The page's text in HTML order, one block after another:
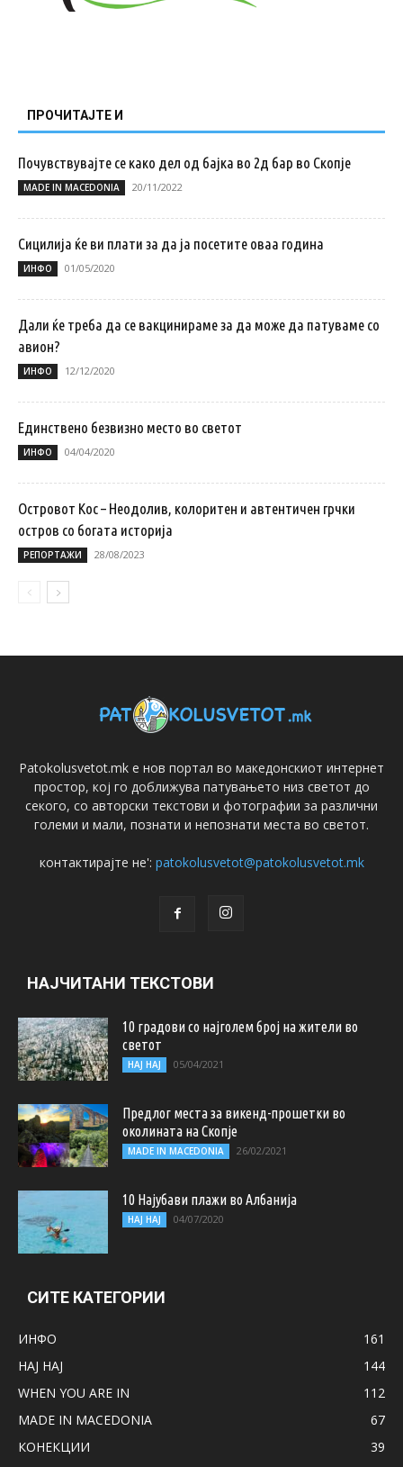
ПРОЧИТАЈТЕ И
Почувствувајте се како дел од бајка во 2д бар во Скопје
MADE IN MACEDONIA 20/11/2022
Сицилија ќе ви плати за да ја посетите оваа година
ИНФО 01/05/2020
Дали ќе треба да се вакцинираме за да може да патуваме со
авион?
ИНФО 12/12/2020
Единствено безвизно место во светот
ИНФО 04/04/2020
Островот Кос – Неодолив, колоритен и автентичен грчки
остров со богата историја
РЕПОРТАЖИ 28/08/2023
Patokolusvetot.mk е нов портал во македонскиот интернет
простор, кој го доближува патувањето низ светот до
секого, со авторски текстови и фотографии за различни
големи и мали, познати и непознати места во светот.
контактирајте не': patokolusvetot@patokolusvetot.mk
НАЈЧИТАНИ ТЕКСТОВИ
10 градови со најголем број на жители во
светот
НАЈ НАЈ 05/04/2021
Предлог места за викенд-прошетки во
околината на Скопје
MADE IN MACEDONIA 26/02/2021
10 Најубави плажи во Албанија
НАЈ НАЈ 04/07/2020
СИТЕ КАТЕГОРИИ
ИНФО
161
НАЈ НАЈ
144
WHEN YOU ARE IN
112
MADE IN MACEDONIA
67
КОНЕКЦИИ
39